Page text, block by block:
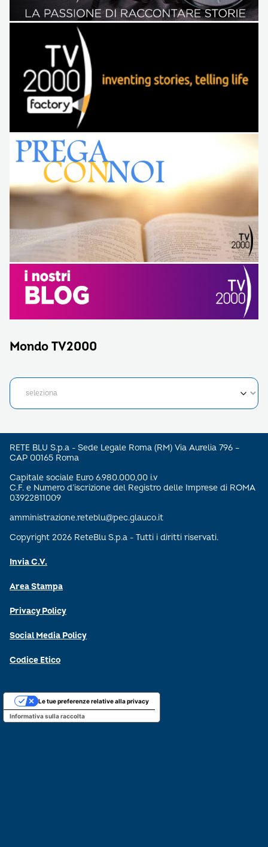
Mondo TV2000
RETE BLU S.p.a - Sede Legale Roma (RM) Via Aurelia 796 –
CAP 00165 Roma
Capitale sociale Euro 6.980.000,00 i.v
C.F. e Numero d’iscrizione del Registro delle Imprese di ROMA
03922811009
amministrazione.reteblu@pec.glauco.it
Copyright 2026 ReteBlu S.p.a - Tutti i diritti riservati.
Invia C.V.
Area Stampa
Privacy Policy
Social Media Policy
Codice Etico
Informativa sulla raccolta
Le tue preferenze relative alla privacy